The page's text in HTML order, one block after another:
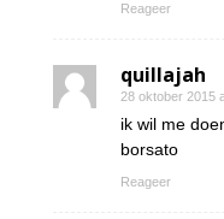
Reageer
quillajah
28 oktober 2015
ik wil me
borsato
Reageer